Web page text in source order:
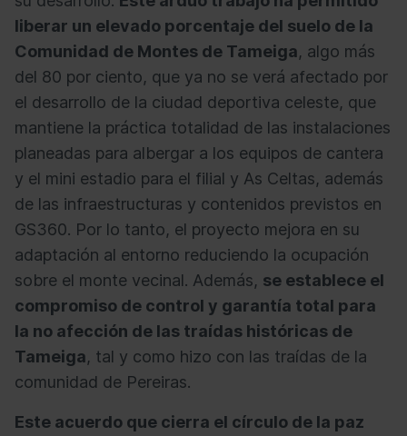
liberar un elevado porcentaje del suelo de la
Comunidad de Montes de Tameiga, algo más
del 80 por ciento, que ya no se verá afectado por
el desarrollo de la ciudad deportiva celeste, que
mantiene la práctica totalidad de las instalaciones
planeadas para albergar a los equipos de cantera
y el mini estadio para el filial y As Celtas, además
de las infraestructuras y contenidos previstos en
GS360. Por lo tanto, el proyecto mejora en su
adaptación al entorno reduciendo la ocupación
sobre el monte vecinal. Además, se establece el
compromiso de control y garantía total para
la no afección de las traídas históricas de
Tameiga, tal y como hizo con las traídas de la
comunidad de Pereiras.
Este acuerdo que cierra el círculo de la paz